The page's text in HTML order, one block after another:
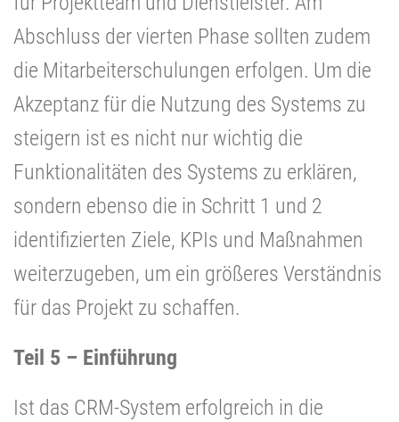
Abschluss der vierten Phase sollten zudem
die Mitarbeiterschulungen erfolgen. Um die
Akzeptanz für die Nutzung des Systems zu
steigern ist es nicht nur wichtig die
Funktionalitäten des Systems zu erklären,
sondern ebenso die in Schritt 1 und 2
identifizierten Ziele, KPIs und Maßnahmen
weiterzugeben, um ein größeres Verständnis
für das Projekt zu schaffen.
Teil 5 – Einführung
Ist das CRM-System erfolgreich in die